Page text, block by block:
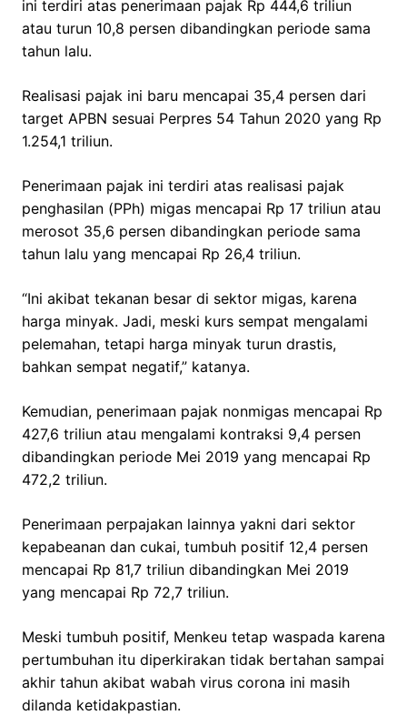
ini terdiri atas penerimaan pajak Rp 444,6 triliun
atau turun 10,8 persen dibandingkan periode sama
tahun lalu.
Realisasi pajak ini baru mencapai 35,4 persen dari
target APBN sesuai Perpres 54 Tahun 2020 yang Rp
1.254,1 triliun.
Penerimaan pajak ini terdiri atas realisasi pajak
penghasilan (PPh) migas mencapai Rp 17 triliun atau
merosot 35,6 persen dibandingkan periode sama
tahun lalu yang mencapai Rp 26,4 triliun.
“Ini akibat tekanan besar di sektor migas, karena
harga minyak. Jadi, meski kurs sempat mengalami
pelemahan, tetapi harga minyak turun drastis,
bahkan sempat negatif,” katanya.
Kemudian, penerimaan pajak nonmigas mencapai Rp
427,6 triliun atau mengalami kontraksi 9,4 persen
dibandingkan periode Mei 2019 yang mencapai Rp
472,2 triliun.
Penerimaan perpajakan lainnya yakni dari sektor
kepabeanan dan cukai, tumbuh positif 12,4 persen
mencapai Rp 81,7 triliun dibandingkan Mei 2019
yang mencapai Rp 72,7 triliun.
Meski tumbuh positif, Menkeu tetap waspada karena
pertumbuhan itu diperkirakan tidak bertahan sampai
akhir tahun akibat wabah virus corona ini masih
dilanda ketidakpastian.